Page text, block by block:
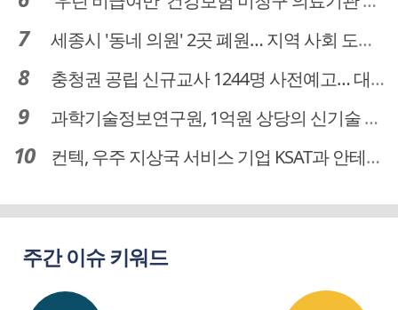
세종시 '동네 의원' 2곳 폐원… 지역 사회 도마 위
충청권 공립 신규교사 1244명 사전예고… 대전 초등 34명서 4명으로
과학기술정보연구원, 1억원 상당의 신기술 기업 이전 완료
컨텍, 우주 지상국 서비스 기업 KSAT과 안테나 6기 계약 체결
주간 이슈 키워드